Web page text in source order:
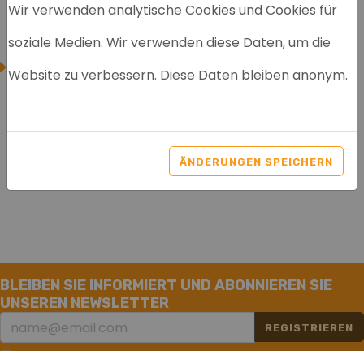
Wir verwenden analytische Cookies und Cookies für
soziale Medien. Wir verwenden diese Daten, um die
Website zu verbessern. Diese Daten bleiben anonym.
ÄNDERUNGEN SPEICHERN
Sehen Sie sich unser Team auf dieser Seite an!
EINKAUF
BLEIBEN SIE INFORMIERT UND ABONNIEREN SIE
UNSEREN NEWSLETTER
REGISTRIEREN